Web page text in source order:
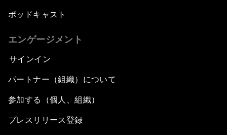
ポッドキャスト
エンゲージメント
サインイン
パートナー（組織）について
参加する（個人、組織）
プレスリリース登録